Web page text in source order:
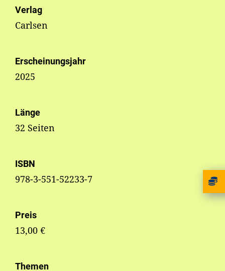
Verlag
Carlsen
Erscheinungsjahr
2025
Länge
32 Seiten
ISBN
978-3-551-52233-7
Preis
13,00 €
Themen